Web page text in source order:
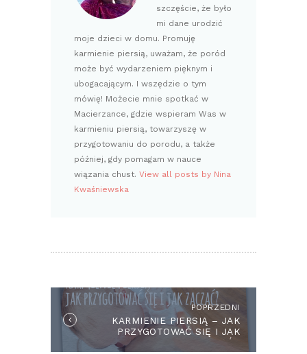
szczęście, że było
mi dane urodzić
moje dzieci w domu. Promuję
karmienie piersią, uważam, że poród
może być wydarzeniem pięknym i
ubogacającym. I wszędzie o tym
mówię! Możecie mnie spotkać w
Macierzance, gdzie wspieram Was w
karmieniu piersią, towarzyszę w
przygotowaniu do porodu, a także
później, gdy pomagam w nauce
wiązania chust. View all posts by Nina
Kwaśniewska
POPRZEDNI
KARMIENIE PIERSIĄ – JAK
PRZYGOTOWAĆ SIĘ I JAK
ZACZĄĆ?